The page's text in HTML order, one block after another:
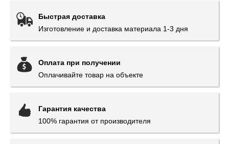
Быстрая доставка
Изготовление и доставка материала 1-3 дня
Оплата при получении
Оплачивайте товар на объекте
Гарантия качества
100% гарантия от производителя